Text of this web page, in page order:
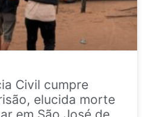
Civil cumpre
elucida morte